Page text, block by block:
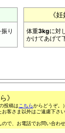
振り
《
体重3kgに対
かけてあげて
》
投稿は こちらからどうぞ。）
客さま以外はご遠慮下さい
で、お電話でお問い合わ